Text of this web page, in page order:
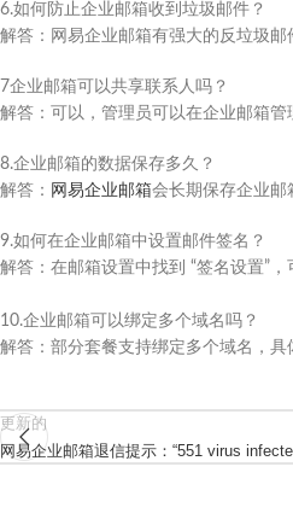
6.如何防止企业邮箱收到垃圾邮件？​
解答：网易企业邮箱有强大的反垃圾
7企业邮箱可以共享联系人吗？​
解答：可以，管理员可以在企业邮箱管
8.企业邮箱的数据保存多久？​
解答： 网易企业邮箱会长期保存企业邮
9.如何在企业邮箱中设置邮件签名？​
解答：在邮箱设置中找到 “签名设置”
10.企业邮箱可以绑定多个域名吗？​
解答：部分套餐支持绑定多个域名，具
更新的
网易企业邮箱退信提示：“551 virus